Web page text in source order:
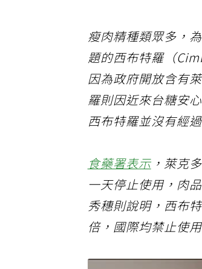
瘦肉精種類眾多，
題的西布特羅（
因為政府開放含有
羅則因近來台糖安
西布特羅並沒有經
食藥署表示 ，萊克
一天停止使用，肉
秀穗則說明，西布
倍，國際均禁止使